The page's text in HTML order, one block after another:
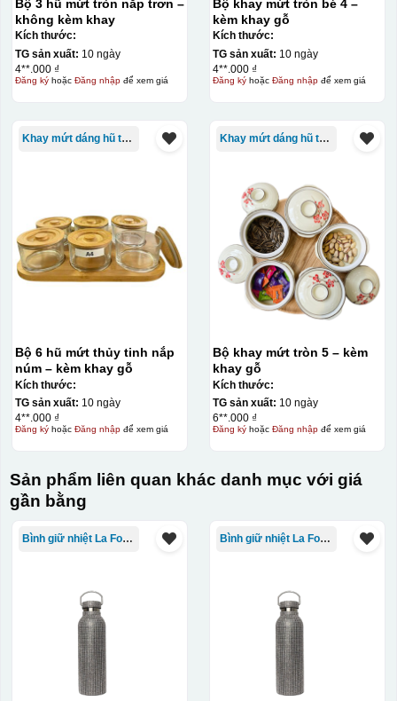
Bộ 3 hũ mứt tròn nắp trơn –
không kèm khay
Kích thước:
TG sản xuất: 10 ngày
4**.000 ₫
Đăng kýhoặc Đăng nhậpđể xem giá
Bộ khay mứt tròn bé 4 –
kèm khay gỗ
Kích thước:
TG sản xuất: 10 ngày
4**.000 ₫
Đăng kýhoặc Đăng nhậpđể xem giá
Khay mứt dáng hũ tròn
Bộ 6 hũ mứt thủy tinh nắp
núm – kèm khay gỗ
Kích thước:
TG sản xuất: 10 ngày
4**.000 ₫
Đăng kýhoặc Đăng nhậpđể xem giá
Khay mứt dáng hũ tròn
Bộ khay mứt tròn 5 – kèm
khay gỗ
Kích thước:
TG sản xuất: 10 ngày
6**.000 ₫
Đăng kýhoặc Đăng nhậpđể xem giá
Sản phẩm liên quan khác danh mục với giá
gần bằng
Bình giữ nhiệt La Fonte Bình giữ nhiệt La Fonte